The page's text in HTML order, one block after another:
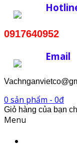
0917640952
Email
0 sản phẩm - 0đ
Giỏ hàng của bạn
Menu